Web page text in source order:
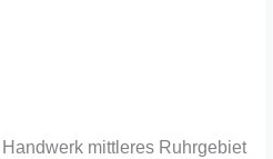
mittleres Ruhrgebiet